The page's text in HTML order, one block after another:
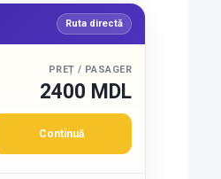
Ruta directă
PREȚ / PASAGER
2400 MDL
Continuă